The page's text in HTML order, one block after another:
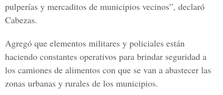
pulperías y mercaditos de municipios vecinos”, declaró
Cabezas.
Agregó que elementos militares y policiales están
haciendo constantes operativos para brindar seguridad a
los camiones de alimentos con que se van a abastecer las
zonas urbanas y rurales de los municipios.